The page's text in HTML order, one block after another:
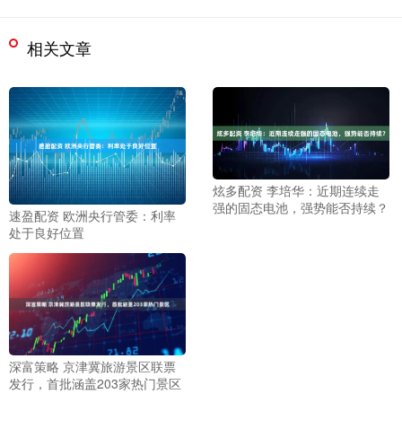
相关文章
速盈配资 欧洲央行管委：利率
处于良好位置
炫多配资 李培华：近期连续走
强的固态电池，强势能否持续？
深富策略 京津冀旅游景区联票
发行，首批涵盖203家热门景区